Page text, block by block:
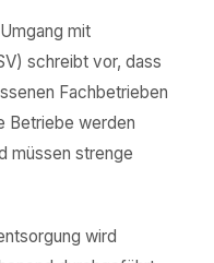
mit
schreibt vor, dass
Fachbetrieben
Betriebe werden
müssen strenge
wird